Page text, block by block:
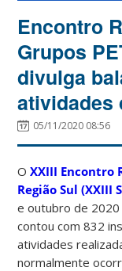
Encontro
Grupos
divulga
atividades
05/11/2020 08:56
OXXIII Encontro
Região Sul (XXIII
e outubro de
contou com 832
atividades
normalmente